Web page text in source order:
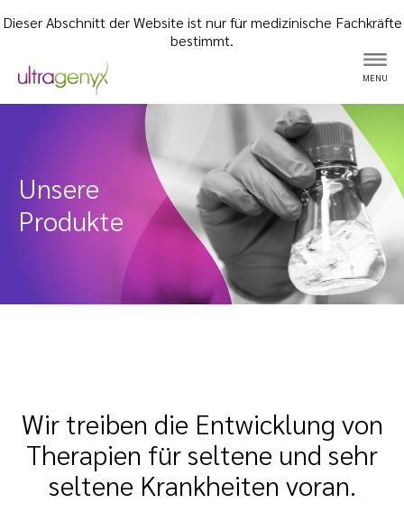
Dieser Abschnitt der Website ist nur für medizinische Fachkräfte
bestimmt.
MENU
Unsere
Produkte
Wir treiben die Entwicklung von
Therapien für seltene und sehr
seltene Krankheiten voran.